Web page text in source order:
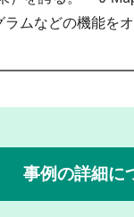
ムなどの機能を
事例の詳細に